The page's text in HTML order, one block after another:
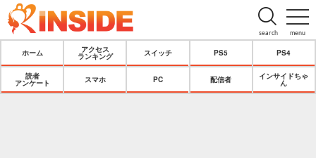
menu
search
ホーム
アクセス
ランキング
スイッチ PS5 PS4
読者
アンケート
スマホ PC 配信者
インサイドちゃ
ん